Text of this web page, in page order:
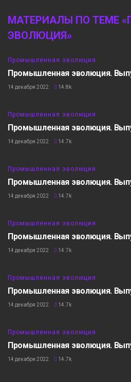
МАТЕРИАЛЫ ПО ТЕМЕ
ЭВОЛЮЦИЯ»
Промышленная эволюция
Промышленная эволюция.
14 декабря 2022
14.8k
Промышленная эволюция
Промышленная эволюция.
14 декабря 2022
14.7k
Промышленная эволюция
Промышленная эволюция.
14 декабря 2022
14.7k
Промышленная эволюция
Промышленная эволюция.
14 декабря 2022
14.7k
Промышленная эволюция
Промышленная эволюция.
14 декабря 2022
14.7k
Промышленная эволюция
Промышленная эволюция.
14 декабря 2022 14.7k